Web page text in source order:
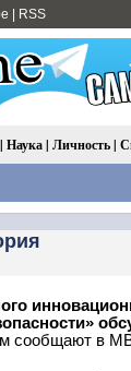
RSS
| Наука| Личность|
сообщают в